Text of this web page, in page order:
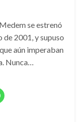
se estrenó
de 2001, y supuso
aún imperaban
Nunca…